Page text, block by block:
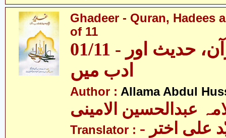
Ghadeer - Quran, Hadees
of 11
01/11 - غدیر - قرآن، حدیث اور
ادب میں
Author : Allama Abdul
عبدالحسین الامینی
Translator : - مولانا سیّد علی اختر